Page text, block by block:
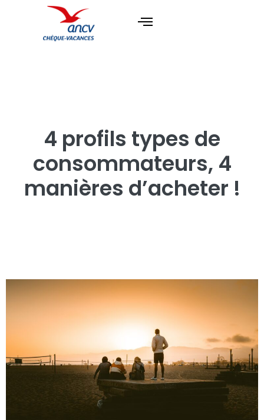
4 profils types de
consommateurs, 4
manières d’acheter !